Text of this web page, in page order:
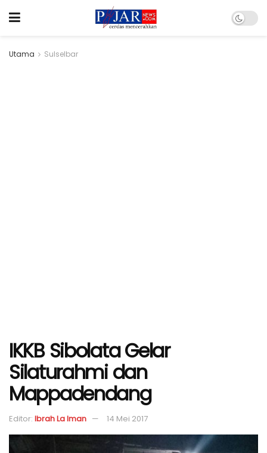
Utama Sulselbar
IKKB Sibolata Gelar
Silaturahmi dan
Mappadendang
Editor: Ibrah La Iman 14 Mei 2017